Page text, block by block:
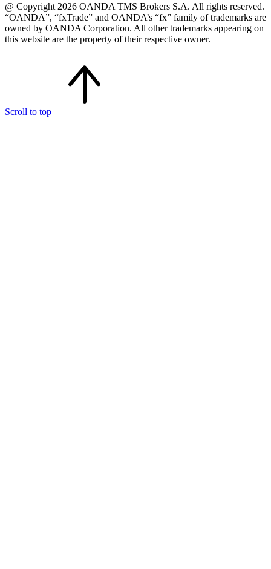
@ Copyright 2026 OANDA TMS Brokers S.A. All rights reserved.
“OANDA”, “fxTrade” and OANDA’s “fx” family of trademarks are
owned by OANDA Corporation. All other trademarks appearing on
this website are the property of their respective owner.
Scroll to top